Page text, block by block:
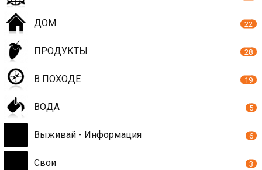
ДОМ 22
ПРОДУКТЫ 28
В ПОХОДЕ 19
ВОДА 5
Выживай - Информация 6
Свои 3